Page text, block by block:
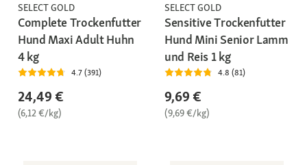
SELECT GOLD
Complete Trockenfutter
Hund Maxi Adult Huhn
4 kg
4.7 (391)
24,49 €
(6,12 €/kg)
SELECT GOLD
Sensitive Trockenfutter
Hund Mini Senior Lamm
und Reis 1 kg
4.8 (81)
9,69 €
(9,69 €/kg)